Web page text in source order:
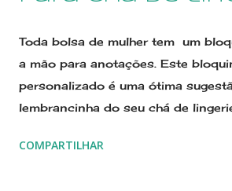
Toda bolsa de mulher tem um
a mão para anotações. Este
personalizado é uma ótima
lembrancinha do seu chá de
embalado individualmente em
COMPARTILHAR